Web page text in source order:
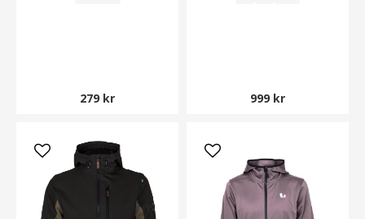
279 kr 999 kr